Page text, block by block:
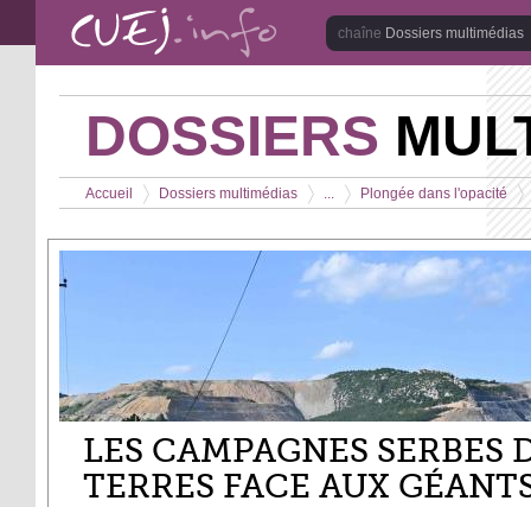
Aller au contenu principal
Dossiers multimédias
DOSSIERS
Vous êtes ici
Accueil
>
Dossiers multimédias
>
...
>
Plongée dans l'opacité
>
LES CAMPAGNES SERBES
TERRES FACE AUX